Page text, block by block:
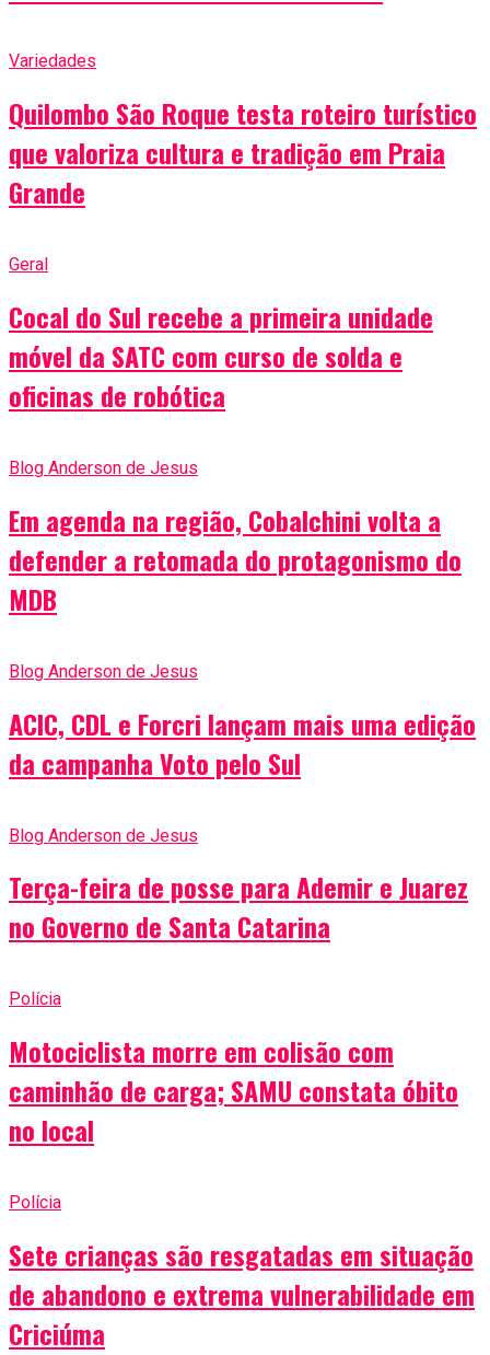
Variedades
Quilombo São Roque testa roteiro turístico
que valoriza cultura e tradição em Praia
Grande
Geral
Cocal do Sul recebe a primeira unidade
móvel da SATC com curso de solda e
oficinas de robótica
Blog Anderson de Jesus
Em agenda na região, Cobalchini volta a
defender a retomada do protagonismo do
MDB
Blog Anderson de Jesus
ACIC, CDL e Forcri lançam mais uma edição
da campanha Voto pelo Sul
Blog Anderson de Jesus
Terça-feira de posse para Ademir e Juarez
no Governo de Santa Catarina
Polícia
Motociclista morre em colisão com
caminhão de carga; SAMU constata óbito
no local
Polícia
Sete crianças são resgatadas em situação
de abandono e extrema vulnerabilidade em
Criciúma